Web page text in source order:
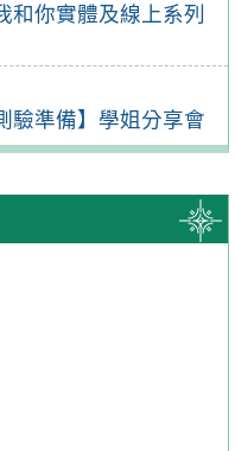
和你實體及線上系列
驗準備】學姐分享會